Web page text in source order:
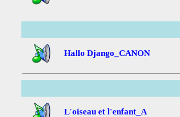
Hallo Django_CANON
L'oiseau et l'enfant_A